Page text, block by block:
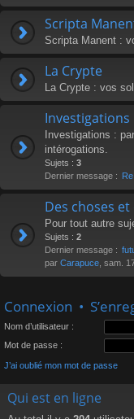
Scripta
Scripta Manent :
La Crypte
La Crypte : vos
Investigations
Investigations :
intérogations.
Sujets : 3
Dernier message :
Des choses
Pour tout autre
Sujets : 2
Dernier message :
par Carapuce , sam.
Connexion •
Nom d’utilisateur :
Mot de passe :
J’ai oublié mon mot de passe
Qui est en ligne